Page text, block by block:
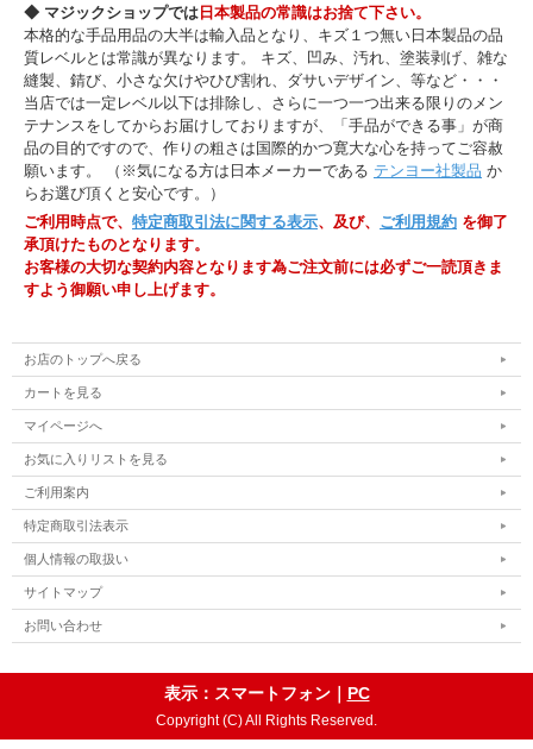
◆ マジックショップでは 日本製品の常識はお捨て下さい。
本格的な手品用品の大半は輸入品となり、キズ１つ無い日本製品の品
質レベルとは常識が異なります。 キズ、凹み、汚れ、塗装剥げ、雑な
縫製、錆び、小さな欠けやひび割れ、ダサいデザイン、等など・・・
当店では一定レベル以下は排除し、さらに一つ一つ出来る限りのメン
テナンスをしてからお届けしておりますが、「手品ができる事」が商
品の目的ですので、作りの粗さは国際的かつ寛大な心を持ってご容赦
願います。 （※気になる方は日本メーカーである テンヨー社製品 か
らお選び頂くと安心です。）
ご利用時点で、 特定商取引法に関する表示、及び、 ご利用規約 を御了
承頂けたものとなります。
お客様の大切な契約内容となります為ご注文前には必ずご一読頂きま
すよう御願い申し上げます。
お店のトップへ戻る
カートを見る
マイページへ
お気に入りリストを見る
ご利用案内
特定商取引法表示
個人情報の取扱い
サイトマップ
お問い合わせ
表示：スマートフォン｜ PC
Copyright (C) All Rights Reserved.